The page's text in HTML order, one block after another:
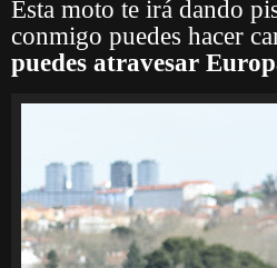
Esta moto te irá dando
conmigo puedes hacer
puedes atravesar